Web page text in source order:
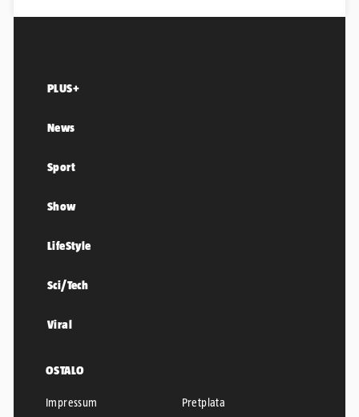
PLUS+
News
Sport
Show
LifeStyle
Sci/Tech
Viral
OSTALO
Impressum Pretplata